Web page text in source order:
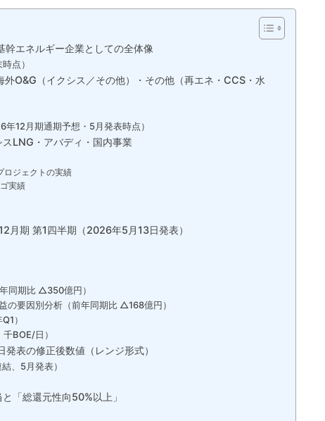
エネルギー企業としての全体像
点）
O&G（イクシス／その他）・その他（再エネ・CCS・水
12月期通期予想・5月発表時点）
LNG・アバディ・国内事業
ロジェクトの実績
実績
月期 第1四半期（2026年5月13日発表）
同期比 △350億円）
の要因別分析（前年同期比 △168億円）
）
BOE/日）
表の修正後数値（レンジ形式）
、5月発表）
「総還元性向50%以上」